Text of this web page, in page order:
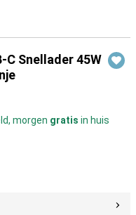
C Snellader 45W
morgen gratis in huis